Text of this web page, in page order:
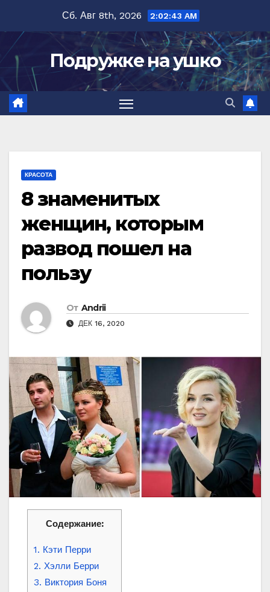
содержимому
Сб. Авг 8th, 2026 2:02:44 AM
Подружке на ушко
КРАСОТА
8 знаменитых
женщин, которым
развод пошел на
пользу
От Andrii
ДЕК 16, 2020
Содержание:
1. Кэти Перри
2. Хэлли Берри
3. Виктория Боня